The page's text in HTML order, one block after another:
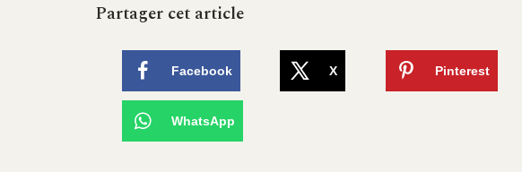
Partager cet article
Facebook X Pinterest
WhatsApp